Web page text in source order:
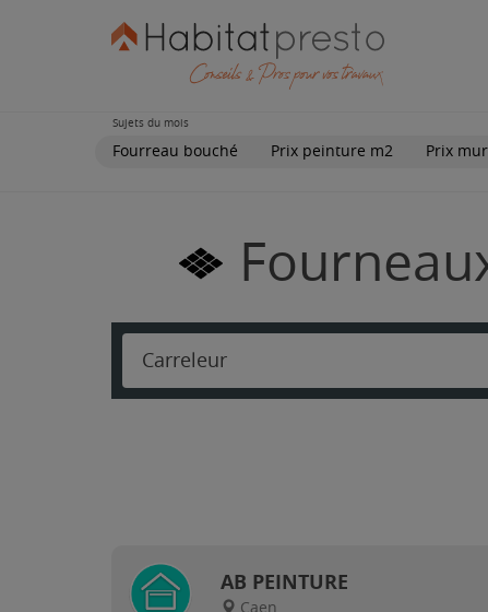
Sujets du mois
Fourreau bouché Prix peinture m2 Prix
Carreleur
AB PEINTURE
Caen